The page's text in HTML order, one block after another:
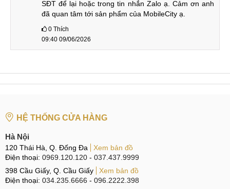
Nếu bạn nhận thấy các vết nứt nhỏ trên màn hình hoặc các
vết nứt dọc theo các cạnh, thiết bị có thể đã được sửa chữa.
Vẻ ngoài nguyên bản cho thấy thiết bị đã được bảo quản tốt
Bước 2: Kiểm tra màn hình
hoặc hồng hoặc xuất hiện điểm ảnh chết cho thấy linh kiện
bị xuống cấp.
Kiểm tra màn hình
SĐT để lại hoặc trong tin nhắn Zalo ạ. Cảm ơn anh
đã quan tâm tới sản phẩm của MobileCity ạ.
0 Thích
09:40 09/06/2026
HỆ THỐNG CỬA HÀNG
Hà Nội
120 Thái Hà, Q. Đống Đa
Xem bản đồ
Điện thoại: 0969.120.120 - 037.437.9999
398 Cầu Giấy, Q. Cầu Giấy
Xem bản đồ
Điện thoại: 034.235.6666 - 096.2222.398